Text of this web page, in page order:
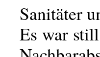
Sanitäter
Es war